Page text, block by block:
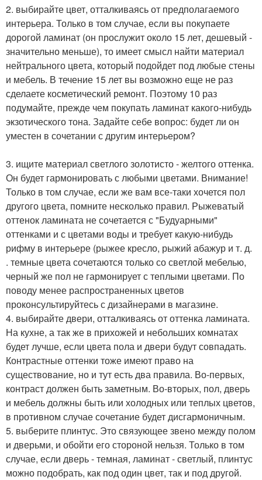
2. выбирайте цвет, отталкиваясь от предполагаемого
интерьера. Только в том случае, если вы покупаете
дорогой ламинат (он прослужит около 15 лет, дешевый -
значительно меньше), то имеет смысл найти материал
нейтрального цвета, который подойдет под любые стены
и мебель. В течение 15 лет вы возможно еще не раз
сделаете косметический ремонт. Поэтому 10 раз
подумайте, прежде чем покупать ламинат какого-нибудь
экзотического тона. Задайте себе вопрос: будет ли он
уместен в сочетании с другим интерьером?
3. ищите материал светлого золотисто - желтого оттенка.
Он будет гармонировать с любыми цветами. Внимание!
Только в том случае, если же вам все-таки хочется пол
другого цвета, помните несколько правил. Рыжеватый
оттенок ламината не сочетается с "Будуарными"
оттенками и с цветами воды и требует какую-нибудь
рифму в интерьере (рыжее кресло, рыжий абажур и т. д.
. темные цвета сочетаются только со светлой мебелью,
черный же пол не гармонирует с теплыми цветами. По
поводу менее распространенных цветов
проконсультируйтесь с дизайнерами в магазине.
4. выбирайте двери, отталкиваясь от оттенка ламината.
На кухне, а так же в прихожей и небольших комнатах
будет лучше, если цвета пола и двери будут совпадать.
Контрастные оттенки тоже имеют право на
существование, но и тут есть два правила. Во-первых,
контраст должен быть заметным. Во-вторых, пол, дверь
и мебель должны быть или холодных или теплых цветов,
в противном случае сочетание будет дисгармоничным.
5. выберите плинтус. Это связующее звено между полом
и дверьми, и обойти его стороной нельзя. Только в том
случае, если дверь - темная, ламинат - светлый, плинтус
можно подобрать, как под один цвет, так и под другой.